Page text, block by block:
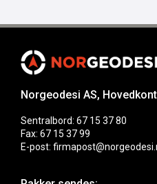
Norgeodesi AS,
Sentralbord: 67 15 37 80
Fax: 67 15 37 99
E-post: